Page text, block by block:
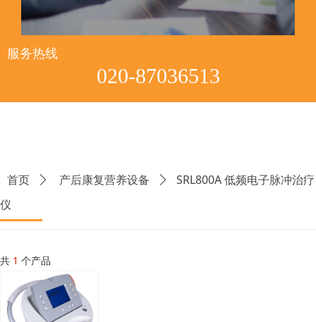
共 1 个产品
首页 ꄲ 产后康复营养设备 ꄲ
SRL800A 低频电子脉冲治疗
仪
服务热线
020-87036513